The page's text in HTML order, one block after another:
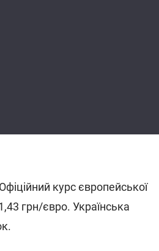
курс європейської
грн/євро. Українська